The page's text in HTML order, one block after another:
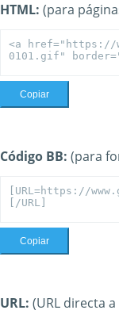
HTML: (para
Copiar
Código BB: (para
Copiar
URL: (URL directa